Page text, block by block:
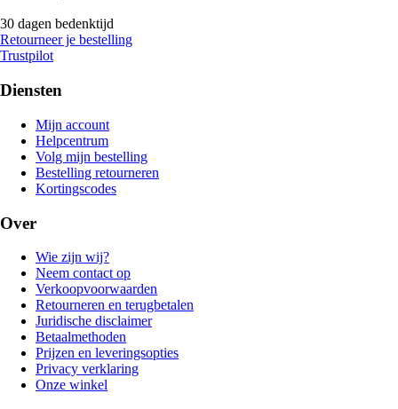
30 dagen bedenktijd
Retourneer je bestelling
Trustpilot
Diensten
Mijn account
Helpcentrum
Volg mijn bestelling
Bestelling retourneren
Kortingscodes
Over
Wie zijn wij?
Neem contact op
Verkoopvoorwaarden
Retourneren en terugbetalen
Juridische disclaimer
Betaalmethoden
Prijzen en leveringsopties
Privacy verklaring
Onze winkel